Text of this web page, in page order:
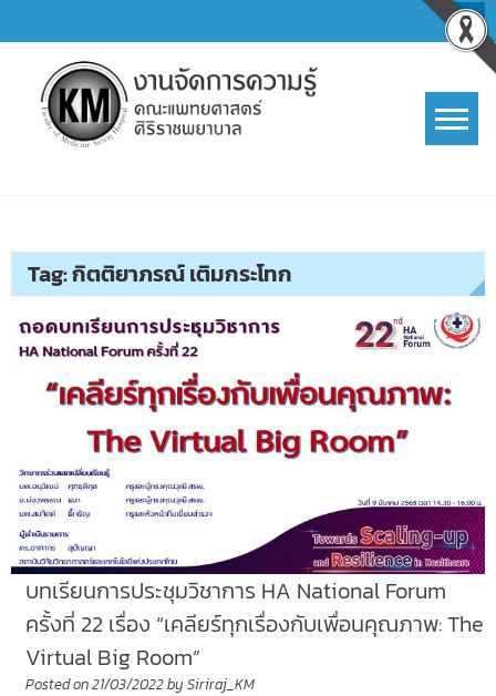
to
content
Tag:กิตติยาภรณ์ เติมกระโทก
บทเรียนการประชุมวิชาการ HA National Forum
ครั้งที่ 22 เรื่อง “เคลียร์ทุกเรื่องกับเพื่อนคุณภาพ: The
Virtual Big Room”
Posted on21/03/2022by Siriraj_KM